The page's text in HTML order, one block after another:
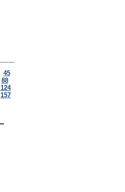
45
88
124
157